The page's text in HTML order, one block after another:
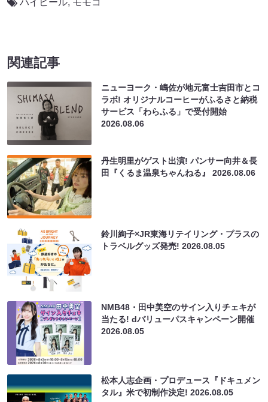
ハイヒール, モモコ
関連記事
ニューヨーク・嶋佐が地元富士吉田市とコ
ラボ! オリジナルコーヒーがふるさと納税
サービス「わらふる」で受付開始
2026.08.06
丹生明里がゲスト出演! パンサー向井＆長
田『くるま温泉ちゃんねる』2026.08.06
鈴川絢子×JR東海リテイリング・プラスの
トラベルグッズ発売!2026.08.05
NMB48・田中美空のサイン入りチェキが
当たる! dバリューパスキャンペーン開催
2026.08.05
松本人志企画・プロデュース『ドキュメン
タル』米で初制作決定!2026.08.05